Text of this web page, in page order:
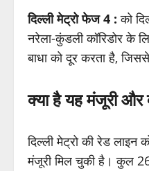
दिल्ली मेट्रो फेज 4 :को
नरेला-कुंडली कॉरिडोर के
बाधा को दूर करता है,
क्या है यह मंजूरी और
दिल्ली मेट्रो की रेड लाइन
मंजूरी मिल चुकी है। कुल